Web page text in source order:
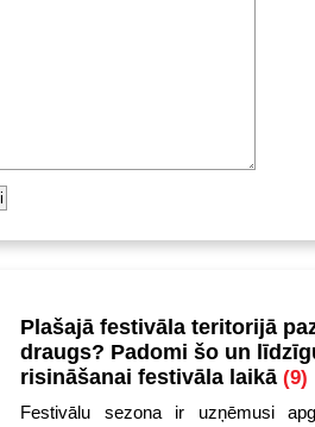
Plašajā festivāla teritorijā
draugs? Padomi šo un
risināšanai festivāla laikā (9)
Festivālu sezona ir uzņēmusi